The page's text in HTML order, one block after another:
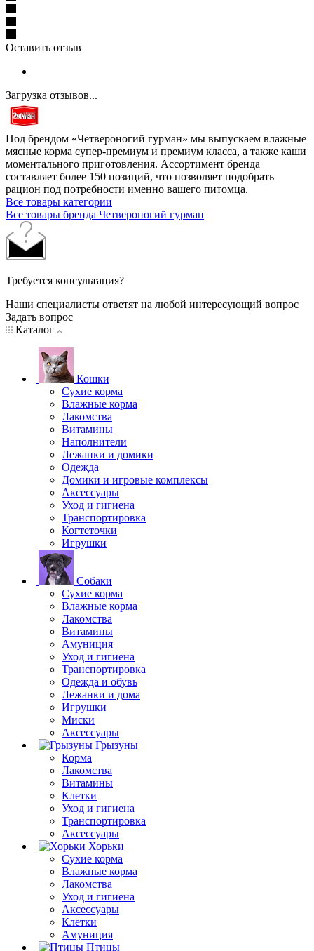
Оставить отзыв
Загрузка отзывов...
Под брендом «Четвероногий гурман» мы выпускаем влажные
мясные корма супер-премиум и премиум класса, а также каши
моментального приготовления. Ассортимент бренда
составляет более 150 позиций, что позволяет подобрать
рацион под потребности именно вашего питомца.
Все товары категории
Все товары бренда Четвероногий гурман
Требуется консультация?
Наши специалисты ответят на любой интересующий вопрос
Задать вопрос
Каталог
Кошки
Сухие корма
Влажные корма
Лакомства
Витамины
Наполнители
Лежанки и домики
Одежда
Домики и игровые комплексы
Аксессуары
Уход и гигиена
Транспортировка
Когтеточки
Игрушки
Собаки
Сухие корма
Влажные корма
Лакомства
Витамины
Амуниция
Уход и гигиена
Транспортировка
Одежда и обувь
Лежанки и дома
Игрушки
Миски
Аксессуары
Грызуны
Корма
Лакомства
Витамины
Клетки
Уход и гигиена
Транспортировка
Аксессуары
Хорьки
Сухие корма
Влажные корма
Лакомства
Уход и гигиена
Аксессуары
Клетки
Амуниция
Птицы